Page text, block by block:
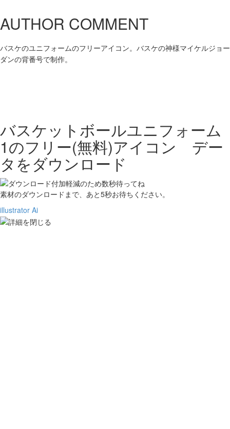
AUTHOR COMMENT
バスケのユニフォームのフリーアイコン。バスケの神様マイケルジョー
ダンの背番号で制作。
バスケットボールユニフォーム
1のフリー(無料)アイコン デー
タをダウンロード
素材のダウンロードまで、あと5秒お待ちください。
illustrator Ai